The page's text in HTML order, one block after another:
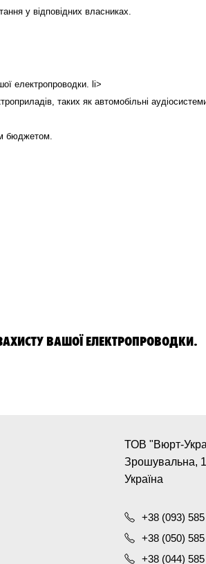
у відповідних власниках.
електропроводки. li>
таких як автомобільні
бюджетом.
ВАШОЇ ЕЛЕКТРОПРОВОДКИ.
ТОВ "Вюрт-
Зрошувальна,
Україна
+38 (093)
+38 (050)
+38 (044)